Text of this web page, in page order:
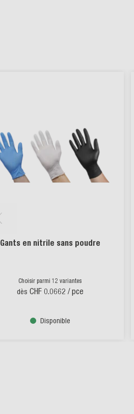
Gants en nitrile sans poudre
Choisir parmi 12 variantes
dès CHF 0.0662 / pce
Disponible